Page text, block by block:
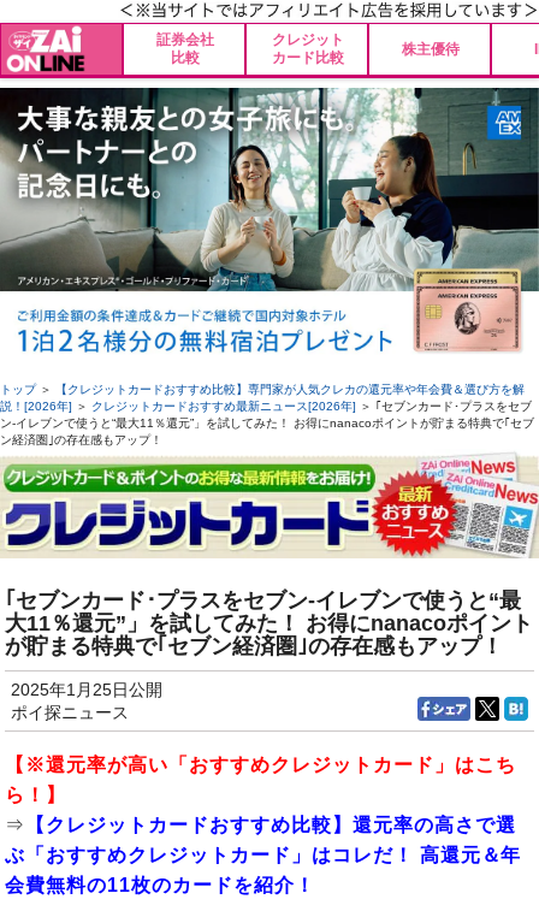
証券会社
比較
クレジット
カード比較
株主優待
トップ＞
【クレジットカードおすすめ比較】専門家が人気クレカの還元率や年会費＆選び方を解
説！[2026年] ＞ クレジットカードおすすめ最新ニュース[2026年] ＞ ｢セブンカード･プラスをセブ
ン‐イレブンで使うと“最大11％還元”」を試してみた！ お得にnanacoポイントが貯まる特典で｢セブ
ン経済圏｣の存在感もアップ！
｢セブンカード･プラスをセブン‐イレブンで使うと“最
大11％還元”」を試してみた！ お得にnanacoポイント
が貯まる特典で｢セブン経済圏｣の存在感もアップ！
2025年1月25日公開
ポイ探ニュース
【※還元率が高い「おすすめクレジットカード」はこち
ら！】
⇒
【クレジットカードおすすめ比較】還元率の高さで選
ぶ「おすすめクレジットカード」はコレだ！ 高還元＆年
会費無料の11枚のカードを紹介！